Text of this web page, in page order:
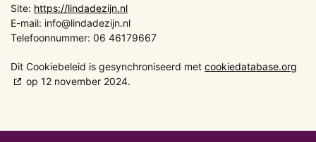
Site: https://lindadezijn.nl
E-mail: info@lindadezijn.nl
Telefoonnummer: 06 46179667
Dit Cookiebeleid is gesynchroniseerd met cookiedatabase.org
op 12 november 2024.